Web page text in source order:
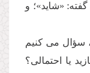
«شاید»؛ و
سؤال مى كنیم
یا احتمالى؟